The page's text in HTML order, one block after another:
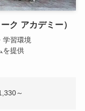
ク アカデミー）
学習環境
を提供
～